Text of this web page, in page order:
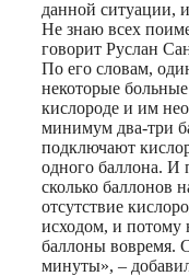
данной ситуации,
Не знаю всех
говорит Руслан
По его словам,
некоторые
кислороде и им
минимум два-три
подключают
одного баллона. И
сколько баллонов
отсутствие
исходом, и потому
баллоны вовремя.
минуты», –